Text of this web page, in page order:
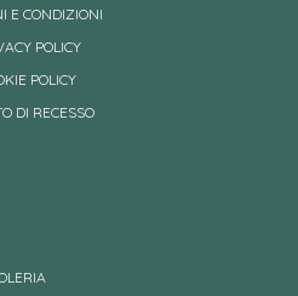
E CONDIZIONI
POLICY
POLICY
DI RECESSO